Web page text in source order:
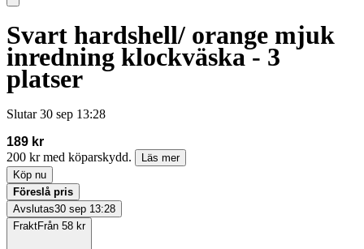
Svart hardshell/ orange mjuk
inredning klockväska - 3
platser
Slutar 30 sep 13:28
189 kr
200 kr med köparskydd.
Läs mer
Köp nu
Föreslå pris
Avslutas30 sep 13:28
FraktFrån 58 kr